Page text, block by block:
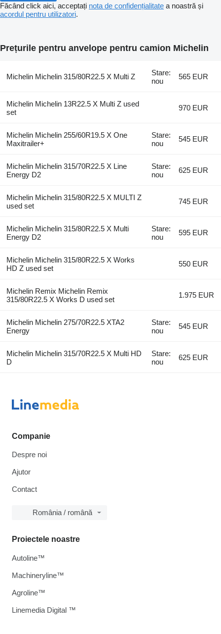
Făcând click aici, acceptați nota de confidențialitate a noastră și
acordul pentru utilizatori.
Prețurile pentru anvelope pentru camion Michelin
Michelin Michelin 315/80R22.5 X Multi Z
Stare:
nou
565 EUR
Michelin Michelin 13R22.5 X Multi Z used
set
970 EUR
Michelin Michelin 255/60R19.5 X One
Maxitrailer+
Stare:
nou
545 EUR
Michelin Michelin 315/70R22.5 X Line
Energy D2
Stare:
nou
625 EUR
Michelin Michelin 315/80R22.5 X MULTI Z
used set
745 EUR
Michelin Michelin 315/80R22.5 X Multi
Energy D2
Stare:
nou
595 EUR
Michelin Michelin 315/80R22.5 X Works
HD Z used set
550 EUR
Michelin Remix Michelin Remix
315/80R22.5 X Works D used set
1.975 EUR
Michelin Michelin 275/70R22.5 XTA2
Energy
Stare:
nou
545 EUR
Michelin Michelin 315/70R22.5 X Multi HD
D
Stare:
nou
625 EUR
Companie
Despre noi
Ajutor
Contact
România / română
Proiectele noastre
Autoline™
Machineryline™
Agroline™
Linemedia Digital ™